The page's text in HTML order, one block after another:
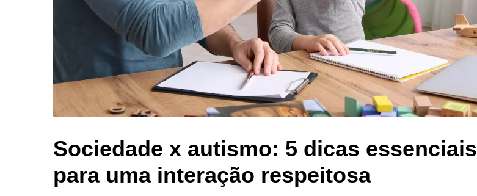
Sociedade x autismo: 5 dicas essenciais
para uma interação respeitosa